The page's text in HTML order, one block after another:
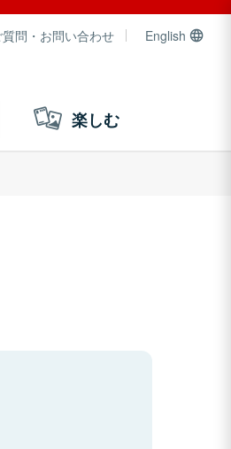
問・お問い合わせ English
楽しむ